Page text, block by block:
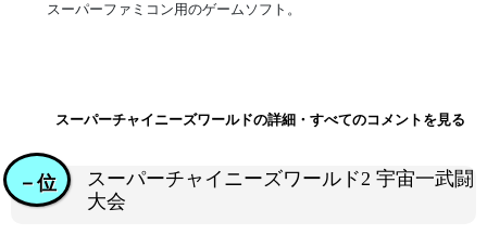
スーパーファミコン用のゲームソフト。
スーパーチャイニーズワールドの詳細・すべてのコメントを見る
スーパーチャイニーズワールド2 宇宙一武闘
大会
－位